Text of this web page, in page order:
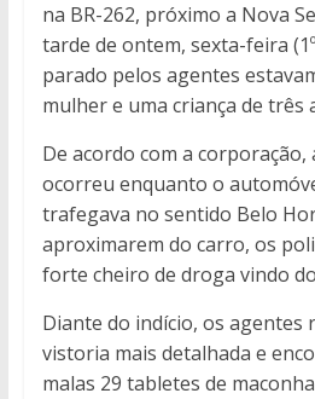
na BR-262, próximo a Nova
tarde de ontem, sexta-feira
parado pelos agentes
mulher e uma criança de três
De acordo com a corporação,
ocorreu enquanto o
trafegava no sentido Belo
aproximarem do carro, os
forte cheiro de droga vindo
Diante do indício, os agentes
vistoria mais detalhada e
malas 29 tabletes de